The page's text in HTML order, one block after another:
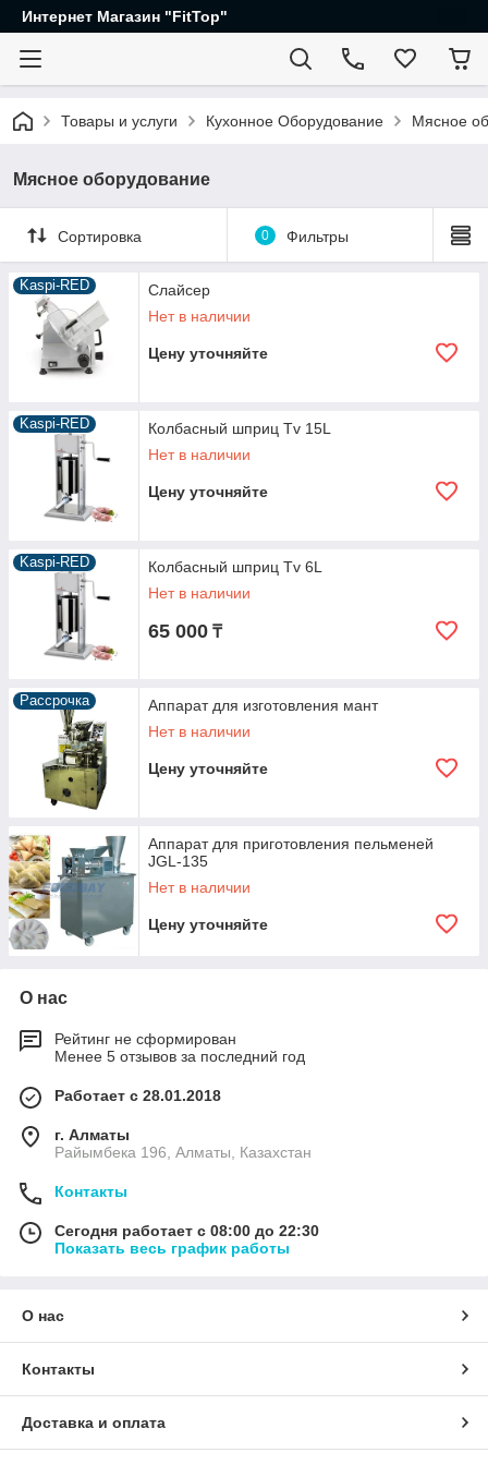
Интернет Магазин "FitTop"
Товары и услуги Кухонное Оборудование Мясное
Мясное оборудование
Сортировка 0 Фильтры
Kaspi-RED
Слайсер
Нет в наличии
Цену уточняйте
Kaspi-RED
Колбасный шприц Tv 15L
Нет в наличии
Цену уточняйте
Kaspi-RED
Колбасный шприц Tv 6L
Нет в наличии
65 000 ₸
Рассрочка
Аппарат для изготовления мант
Нет в наличии
Цену уточняйте
Аппарат для приготовления пельменей
JGL-135
Нет в наличии
Цену уточняйте
О нас
Рейтинг не сформирован
Менее 5 отзывов за последний год
Работает с 28.01.2018
г. Алматы
Райымбека 196, Алматы, Казахстан
Контакты
Сегодня работает с 08:00 до 22:30
Показать весь график работы
О нас
Контакты
Доставка и оплата